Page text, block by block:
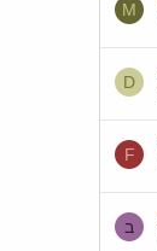
M
D
F
ב